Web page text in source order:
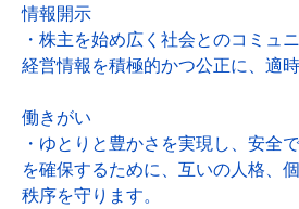
情報開示
・株主を始め広く社会とのコミュ
経営情報を積極的かつ公正に、適
働きがい
・ゆとりと豊かさを実現し、安全
を確保するために、互いの人格、
秩序を守ります。